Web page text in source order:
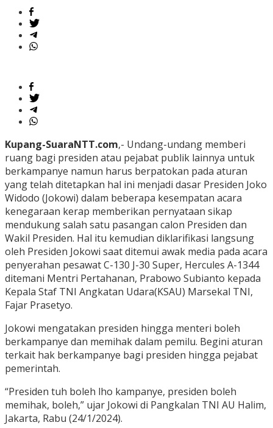
Kupang-SuaraNTT.com,- Undang-undang memberi
ruang bagi presiden atau pejabat publik lainnya untuk
berkampanye namun harus berpatokan pada aturan
yang telah ditetapkan hal ini menjadi dasar Presiden Joko
Widodo (Jokowi) dalam beberapa kesempatan acara
kenegaraan kerap memberikan pernyataan sikap
mendukung salah satu pasangan calon Presiden dan
Wakil Presiden. Hal itu kemudian diklarifikasi langsung
oleh Presiden Jokowi saat ditemui awak media pada acara
penyerahan pesawat C-130 J-30 Super, Hercules A-1344
ditemani Mentri Pertahanan, Prabowo Subianto kepada
Kepala Staf TNI Angkatan Udara(KSAU) Marsekal TNI,
Fajar Prasetyo.
Jokowi mengatakan presiden hingga menteri boleh
berkampanye dan memihak dalam pemilu. Begini aturan
terkait hak berkampanye bagi presiden hingga pejabat
pemerintah.
“Presiden tuh boleh lho kampanye, presiden boleh
memihak, boleh,” ujar Jokowi di Pangkalan TNI AU Halim,
Jakarta, Rabu (24/1/2024).